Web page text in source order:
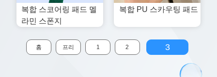
복합 스코어링 패드 멜
라민 스폰지
복합 PU 스카우팅 패드
홈 프리 1 2 3